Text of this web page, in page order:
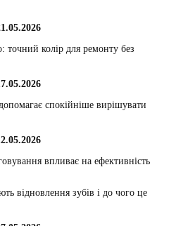
точний колір для ремонту без
спокійніше вирішувати
впливає на ефективність
відновлення зубів і до чого це